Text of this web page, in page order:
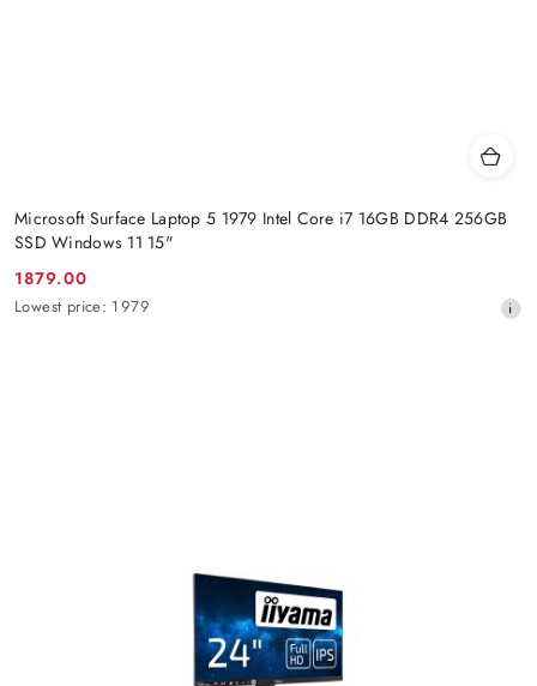
Microsoft Surface Laptop 5 1979 Intel Core i7 16GB DDR4 256GB
SSD Windows 11 15"
Promotion
price:
1879.00
Lowest
Lowest price: 1979